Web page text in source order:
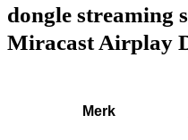
dongle streaming
Miracast Airplay
Merk